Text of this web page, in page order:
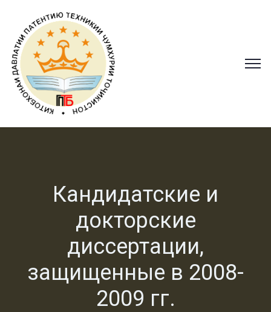
Кандидатские и
докторские
диссертации,
защищенные в 2008-
2009 гг.